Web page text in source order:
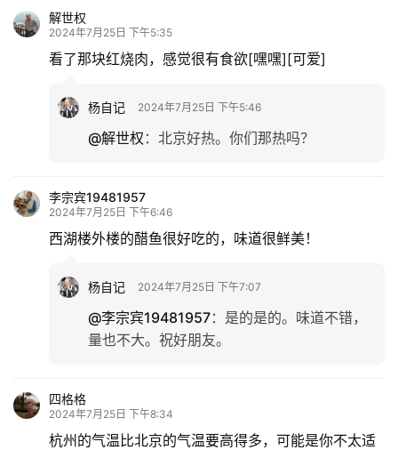
生
活
解世权
2024年7月25日 下午5:35
看了那块红烧肉，感觉很有食欲[嘿嘿][可爱]
杨自记 2024年7月25日 下午5:46
@解世权 ： 北京好热。你们那热吗？
李宗宾19481957
2024年7月25日 下午6:46
西湖楼外楼的醋鱼很好吃的，味道很鲜美！
杨自记 2024年7月25日 下午7:07
@李宗宾19481957： 是的是的。味道不错，
量也不大。祝好朋友。
四格格
2024年7月25日 下午8:34
杭州的气温比北京的气温要高得多，可能是你不太适